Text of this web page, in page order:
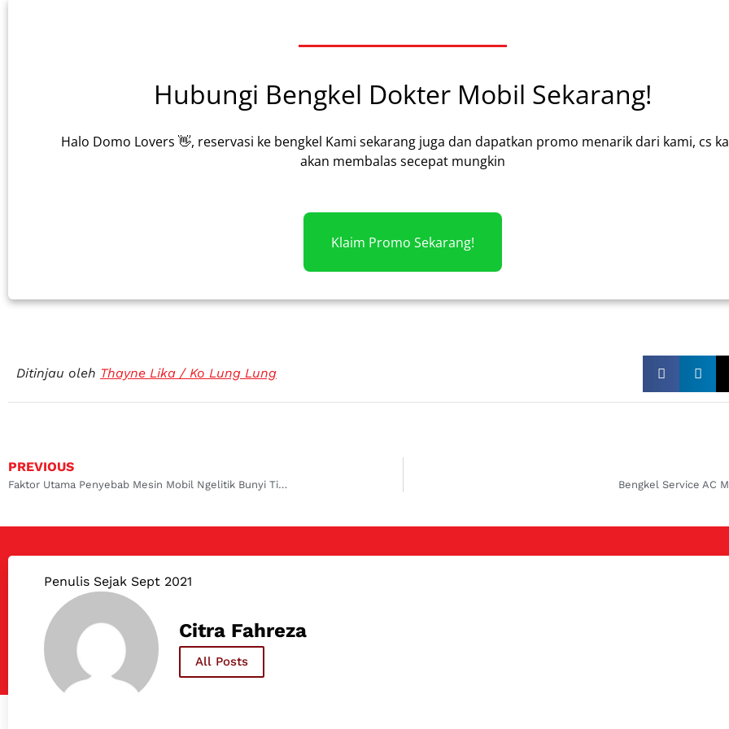
Hubungi Bengkel Dokter Mobil Sekarang!
Halo Domo Lovers 👋, reservasi ke bengkel Kami sekarang juga dan dapatkan promo menarik dari kami, cs
akan membalas secepat mungkin
Klaim Promo Sekarang!
Ditinjau oleh Thayne Lika / Ko Lung Lung
PREVIOUS
Faktor Utama Penyebab Mesin Mobil Ngelitik Bunyi TikTik
Penulis Sejak Sept 2021
Citra Fahreza
All Posts